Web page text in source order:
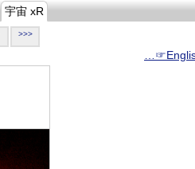
宇宙 xR
>>>